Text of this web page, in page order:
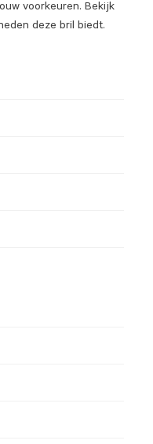
voorkeuren. Bekijk
deze bril biedt.